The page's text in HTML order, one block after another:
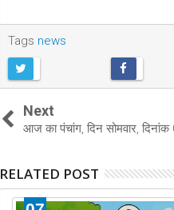
Tags news
Next
आज का पंचांग, दिन सोमवार,
RELATED POST